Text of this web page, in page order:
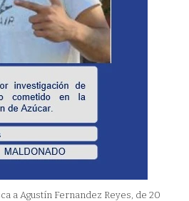
a Agustín Fernandez Reyes, de 20